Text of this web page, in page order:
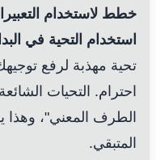
خطط لاستخدام
استخدام التحية في
تحية مهذبة لرفع
احترام. التحيات
الطرف المعني"، وهذا
المتبقي.